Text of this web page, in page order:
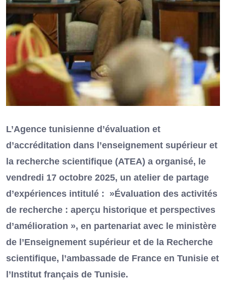
L’Agence tunisienne d’évaluation et
d’accréditation dans l’enseignement supérieur et
la recherche scientifique (ATEA) a organisé, le
vendredi 17 octobre 2025, un atelier de partage
d’expériences intitulé : »Évaluation des activités
de recherche : aperçu historique et perspectives
d’amélioration », en partenariat avec le ministère
de l’Enseignement supérieur et de la Recherche
scientifique, l’ambassade de France en Tunisie et
l’Institut français de Tunisie.